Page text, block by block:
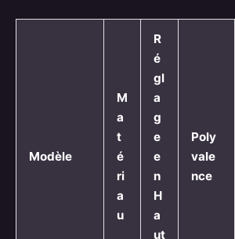
Modèle
M
a
t
é
ri
a
u
R
é
gl
a
g
e
e
n
H
a
ut
Poly
vale
nce